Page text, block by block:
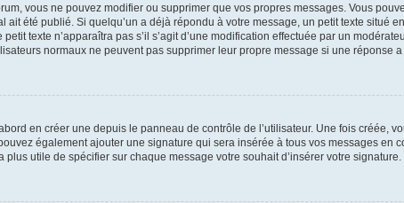
vous ne pouvez modifier ou supprimer que vos propres messages. Vous
été publié. Si quelqu’un a déjà répondu à votre message, un petit texte situé
texte n’apparaîtra pas s’il s’agit d’une modification effectuée par un
normaux ne peuvent pas supprimer leur propre message si une réponse a
en créer une depuis le panneau de contrôle de l’utilisateur. Une fois créée,
également ajouter une signature qui sera insérée à tous vos messages en
utile de spécifier sur chaque message votre souhait d’insérer votre signature.